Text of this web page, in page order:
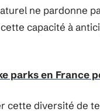
ne pardonne
capacité à
parks en France
cette diversité de